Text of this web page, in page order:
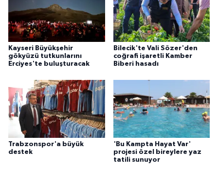
Kayseri Büyükşehir
gökyüzü tutkunlarını
Erciyes'te buluşturacak
Bilecik'te Vali Sözer'den
coğrafi işaretli Kamber
Biberi hasadı
Trabzonspor'a büyük
destek
'Bu Kampta Hayat Var'
projesi özel bireylere yaz
tatili sunuyor